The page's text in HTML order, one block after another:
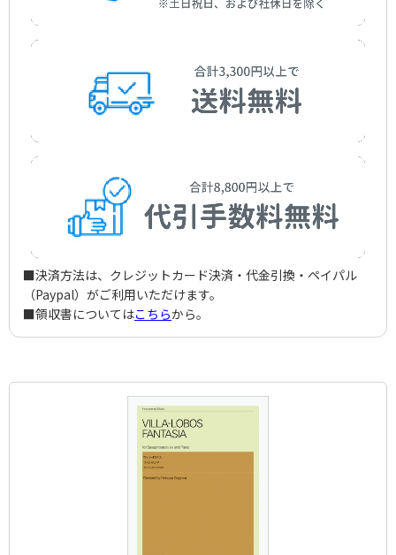
■決済方法は、クレジットカード決済・代金引換・ペイパル
（Paypal）がご利用いただけます。
■領収書についてはこちらから。